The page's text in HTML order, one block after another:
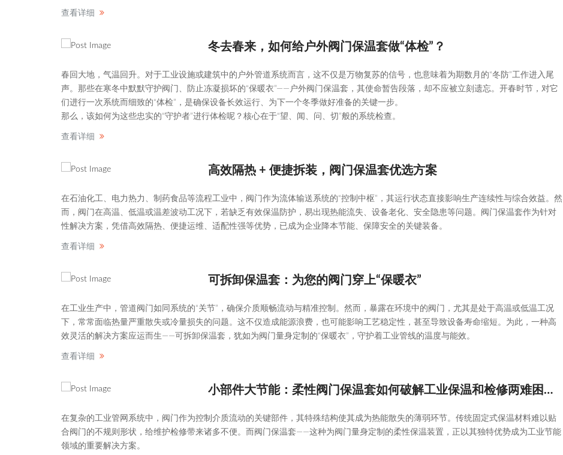
查看详细
冬去春来，如何给户外阀门保温套做“体检”？
春回大地，气温回升。对于工业设施或建筑中的户外管道系统而言，这不仅是万物复苏的信号，也意味着为期数月的“冬防”工作进入尾
声。那些在寒冬中默默守护阀门、防止冻凝损坏的“保暖衣”——户外阀门保温套，其使命暂告段落，却不应被立刻遗忘。开春时节，对它
们进行一次系统而细致的“体检”，是确保设备长效运行、为下一个冬季做好准备的关键一步。
那么，该如何为这些忠实的“守护者”进行体检呢？核心在于“望、闻、问、切”般的系统检查。
查看详细
高效隔热 + 便捷拆装，阀门保温套优选方案
在石油化工、电力热力、制药食品等流程工业中，阀门作为流体输送系统的“控制中枢”，其运行状态直接影响生产连续性与综合效益。然
而，阀门在高温、低温或温差波动工况下，若缺乏有效保温防护，易出现热能流失、设备老化、安全隐患等问题。阀门保温套作为针对
性解决方案，凭借高效隔热、便捷运维、适配性强等优势，已成为企业降本节能、保障安全的关键装备。
查看详细
可拆卸保温套：为您的阀门穿上“保暖衣”
在工业生产中，管道阀门如同系统的“关节”，确保介质顺畅流动与精准控制。然而，暴露在环境中的阀门，尤其是处于高温或低温工况
下，常常面临热量严重散失或冷量损失的问题。这不仅造成能源浪费，也可能影响工艺稳定性，甚至导致设备寿命缩短。为此，一种高
效灵活的解决方案应运而生——可拆卸保温套，犹如为阀门量身定制的“保暖衣”，守护着工业管线的温度与能效。
查看详细
小部件大节能：柔性阀门保温套如何破解工业保温和检修两难困局？
在复杂的工业管网系统中，阀门作为控制介质流动的关键部件，其特殊结构使其成为热能散失的薄弱环节。传统固定式保温材料难以贴
合阀门的不规则形状，给维护检修带来诸多不便。而阀门保温套——这种为阀门量身定制的柔性保温装置，正以其独特优势成为工业节能
领域的重要解决方案。